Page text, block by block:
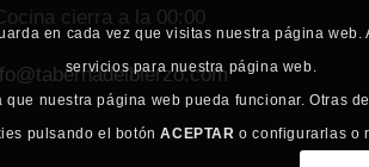
cierra a la 00:00
en cada vez que visitas nuestra página
servicios para nuestra página web.
nuestra página web pueda funcionar. Otras
pulsando el botónACEPTAR o configurarlas o